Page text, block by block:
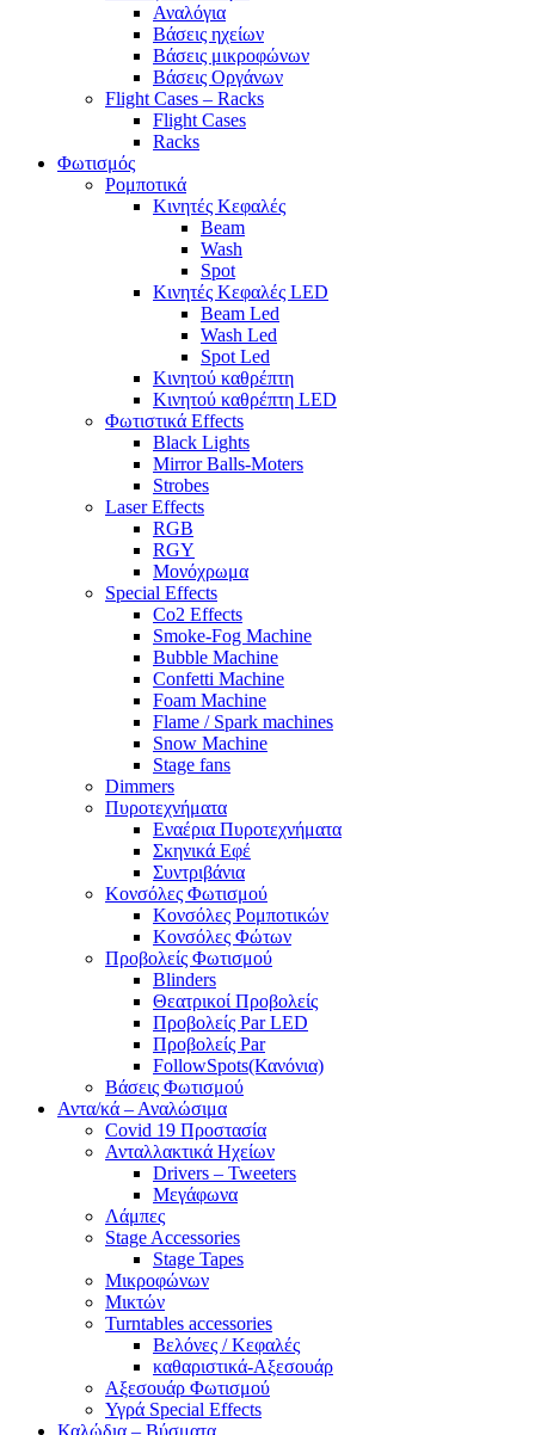
Αναλόγια
Βάσεις ηχείων
Βάσεις μικροφώνων
Βάσεις Οργάνων
Flight Cases – Racks
Flight Cases
Racks
Φωτισμός
Ρομποτικά
Κινητές Κεφαλές
Beam
Wash
Spot
Κινητές Κεφαλές LED
Beam Led
Wash Led
Spot Led
Κινητού καθρέπτη
Κινητού καθρέπτη LED
Φωτιστικά Effects
Black Lights
Mirror Balls-Moters
Strobes
Laser Effects
RGB
RGY
Μονόχρωμα
Special Effects
Co2 Effects
Smoke-Fog Machine
Bubble Machine
Confetti Machine
Foam Machine
Flame / Spark machines
Snow Machine
Stage fans
Dimmers
Πυροτεχνήματα
Εναέρια Πυροτεχνήματα
Σκηνικά Εφέ
Συντριβάνια
Κονσόλες Φωτισμού
Κονσόλες Ρομποτικών
Κονσόλες Φώτων
Προβολείς Φωτισμού
Blinders
Θεατρικοί Προβολείς
Προβολείς Par LED
Προβολείς Par
FollowSpots(Κανόνια)
Βάσεις Φωτισμού
Αντα/κά – Αναλώσιμα
Covid 19 Προστασία
Ανταλλακτικά Ηχείων
Drivers – Tweeters
Μεγάφωνα
Λάμπες
Stage Accessories
Stage Tapes
Μικροφώνων
Μικτών
Turntables accessories
Βελόνες / Κεφαλές
καθαριστικά-Αξεσουάρ
Αξεσουάρ Φωτισμού
Υγρά Special Effects
Καλώδια – Βύσματα